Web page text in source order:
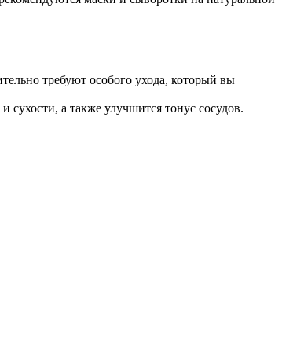
требуют особого ухода, который вы
сухости, а также улучшится тонус сосудов.